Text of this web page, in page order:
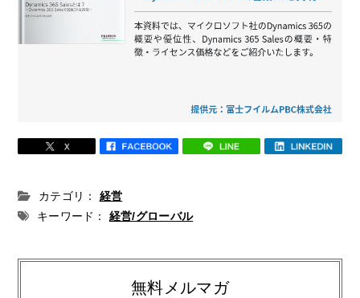
カテゴリ：
経営
キーワード：
経営/グローバル
無料メルマガ